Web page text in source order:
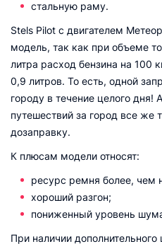
стальную раму.
Stels Pilot с двигателем
модель, так как при объеме
литра расход бензина на 100
0,9 литров. То есть, одной
городу в течение целого дня!
путешествий за город все же
дозаправку.
К плюсам модели относят:
ресурс ремня более, чем
хороший разгон;
пониженный уровень
При наличии дополнительного